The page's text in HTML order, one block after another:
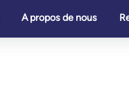
A propos de nous